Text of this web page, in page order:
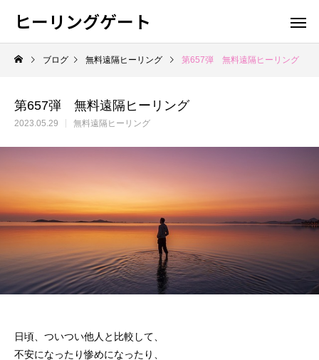
ヒーリングゲート
ブログ 無料遠隔ヒーリング 第657弾 無料遠隔ヒーリング
第657弾 無料遠隔ヒーリング
2023.05.29 無料遠隔ヒーリング
日頃、ついつい他人と比較して、
不安になったり惨めになったり、